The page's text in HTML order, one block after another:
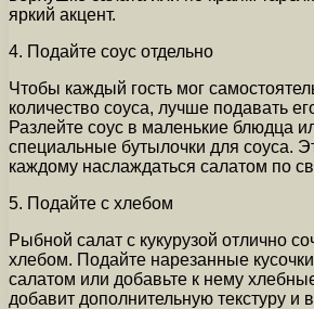
яркий акцент.
4. Подайте соус отдельно
Чтобы каждый гость мог
количество соуса, лучше подавать
Разлейте соус в маленькие блюдца
специальные бутылочки для соуса.
каждому наслаждаться салатом по
5. Подайте с хлебом
Рыбной салат с кукурузой отлично
хлебом. Подайте нарезанные
салатом или добавьте к нему
добавит дополнительную текстуру и